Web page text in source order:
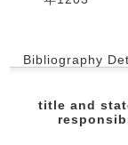
Bibliography
title and